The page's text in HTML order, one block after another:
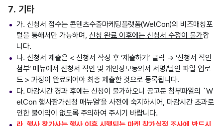
7. 기타
가. 신청서 접수는 콘텐츠수출마케팅플랫폼(WelCon)의 비즈매칭포
털을 통해서만 가능하며, 신청 완료 이후에는 신청서 수정이 불가합
니다.
나. 신청서 제출은 < 신청서 작성 후 ‘제출하기’ 클릭 → ‘신청서 직인
첨부’ 메뉴에서 신청서 직인 및 개인정보동의서 서명/날인 파일 업로
드 > 과정이 완료되어야 최종 제출한 것으로 등록됩니다.
다. 마감시간 경과 후에는 신청이 불가하오니 공고문 첨부파일의 `W
elCon 행사참가신청 매뉴얼’을 사전에 숙지하시어, 마감시간 초과로
인한 불이익이 없도록 주의하여 주시기 바랍니다.